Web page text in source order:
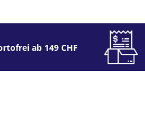
ab 149 CHF